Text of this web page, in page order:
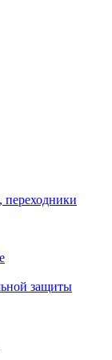
переходники
защиты